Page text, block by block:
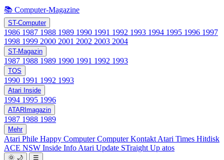
📚 Computer-Magazine
ST-Computer
1986 1987 1988 1989 1990 1991 1992 1993 1994 1995 1996 1997
1998 1999 2000 2001 2002 2003 2004
ST-Magazin
1987 1988 1989 1990 1991 1992 1993
TOS
1990 1991 1992 1993
Atari Inside
1994 1995 1996
ATARImagazin
1987 1988 1989
Mehr
Atari Phile Happy ComputerComputer Kontakt Atari Times Hitdisk
ACE NSW Inside Info Atari Update STraight Up atos
🌞 🌙
☰